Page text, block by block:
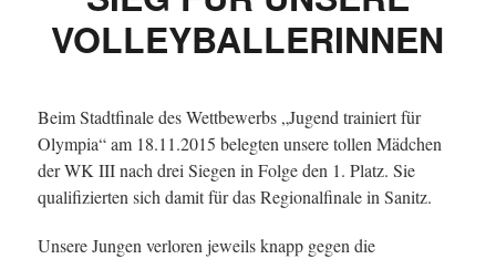
VOLLEYBALLERINNEN
Beim Stadtfinale des Wettbewerbs „Jugend trainiert für
Olympia“ am 18.11.2015 belegten unsere tollen Mädchen
der WK III nach drei Siegen in Folge den 1. Platz. Sie
qualifizierten sich damit für das Regionalfinale in Sanitz.
Unsere Jungen verloren jeweils knapp gegen die